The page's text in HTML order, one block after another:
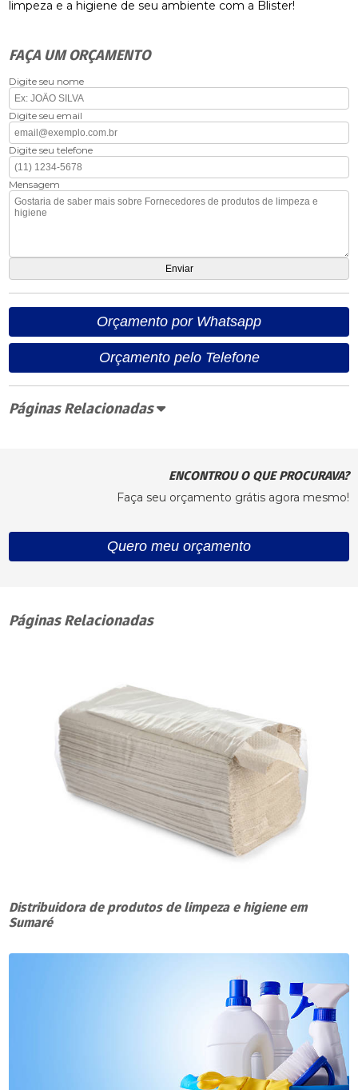
limpeza e a higiene de seu ambiente com a Blister!
FAÇA UM ORÇAMENTO
Digite seu nome
Digite seu email
Digite seu telefone
Mensagem
Orçamento por Whatsapp
Orçamento pelo Telefone
Páginas Relacionadas
ENCONTROU O QUE PROCURAVA?
Faça seu orçamento grátis agora mesmo!
Quero meu orçamento
Páginas Relacionadas
Distribuidora de produtos de limpeza e higiene em
Sumaré